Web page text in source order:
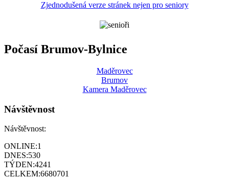
Zjednodušená verze stránek nejen pro seniory
Počasí Brumov-Bylnice
Maděrovec
Brumov
Kamera Maděrovec
Návštěvnost
Návštěvnost:
ONLINE:1
DNES:530
TÝDEN:4241
CELKEM:6680701